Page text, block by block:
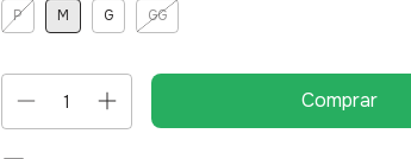
P M G GG